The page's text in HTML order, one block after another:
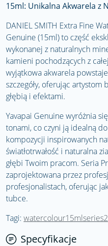
15ml: Unikalna Akwarela z
DANIEL SMITH Extra Fine
Genuine (15ml) to część
wykonanej z naturalnych
kamieni pochodzących z
wyjątkowa akwarela
szczegóły, oferując
głębią i efektami.
Yavapai Genuine wyróżnia
tonami, co czyni ją idealną
kompozycji inspirowanych
światłotrwałość i naturalna
głębi Twoim pracom. Seria
zaprojektowana przez
profesjonalistach, oferując
tubce.
Tagi: watercolour15mlseries2
Specyfikacje